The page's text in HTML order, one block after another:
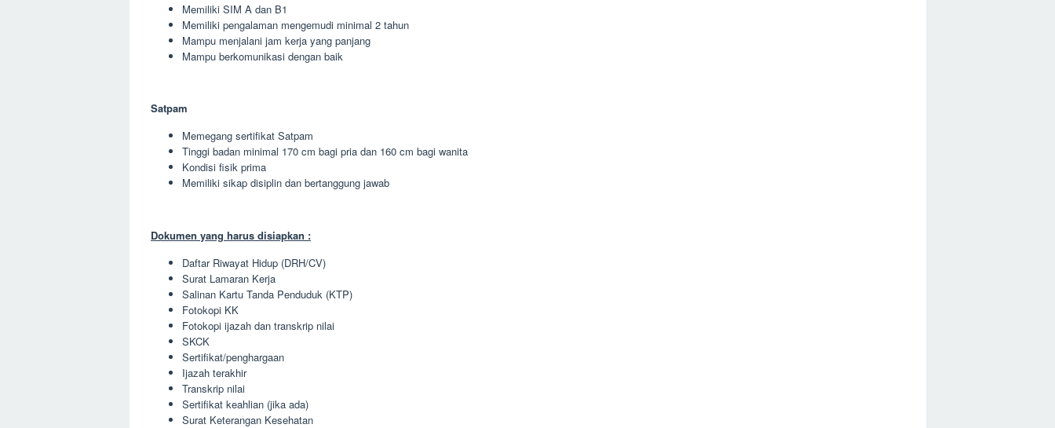
Memiliki SIM A dan B1
Memiliki pengalaman mengemudi minimal 2 tahun
Mampu menjalani jam kerja yang panjang
Mampu berkomunikasi dengan baik
Satpam
Memegang sertifikat Satpam
Tinggi badan minimal 170 cm bagi pria dan 160 cm bagi wanita
Kondisi fisik prima
Memiliki sikap disiplin dan bertanggung jawab
Dokumen yang harus disiapkan :
Daftar Riwayat Hidup (DRH/CV)
Surat Lamaran Kerja
Salinan Kartu Tanda Penduduk (KTP)
Fotokopi KK
Fotokopi ijazah dan transkrip nilai
SKCK
Sertifikat/penghargaan
Ijazah terakhir
Transkrip nilai
Sertifikat keahlian (jika ada)
Surat Keterangan Kesehatan